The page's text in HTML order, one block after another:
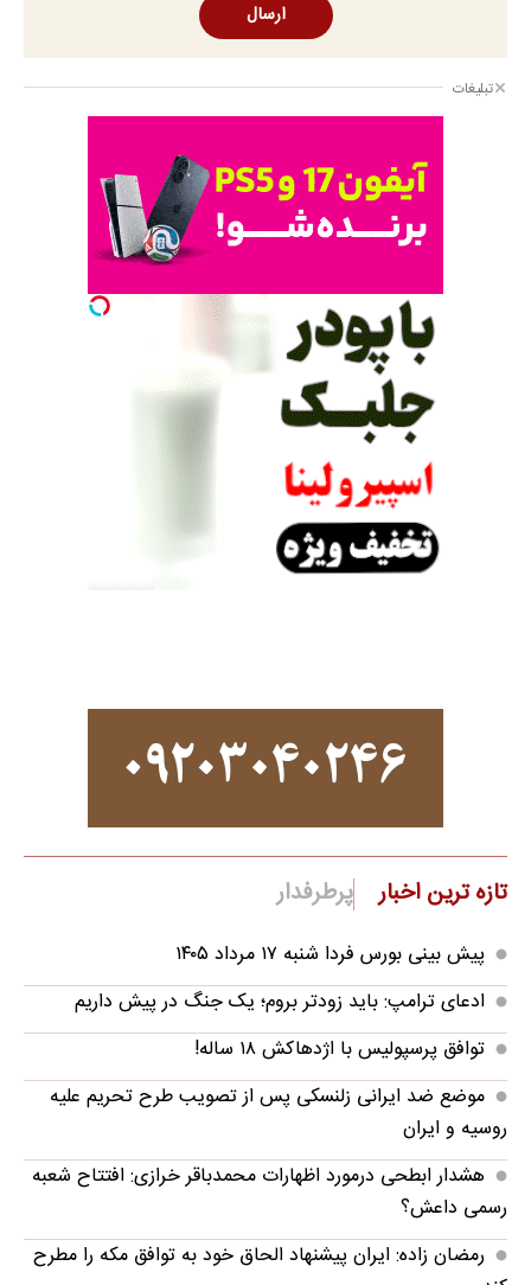
ارسال
تبلیغات
تازه ترین اخبار پرطرفدار
پیش بینی بورس فردا شنبه ۱۷ مرداد ۱۴۰۵
ادعای ترامپ: باید زودتر بروم؛ یک جنگ در پیش داریم
توافق پرسپولیس با اژدهاکش ۱۸ ساله!
موضع ضد ایرانی زلنسکی پس از تصویب طرح تحریم علیه
روسیه و ایران
هشدار ابطحی درمورد اظهارات محمدباقر خرازی: افتتاح شعبه
رسمی داعش؟
رمضان زاده: ایران پیشنهاد الحاق خود به توافق مکه را مطرح